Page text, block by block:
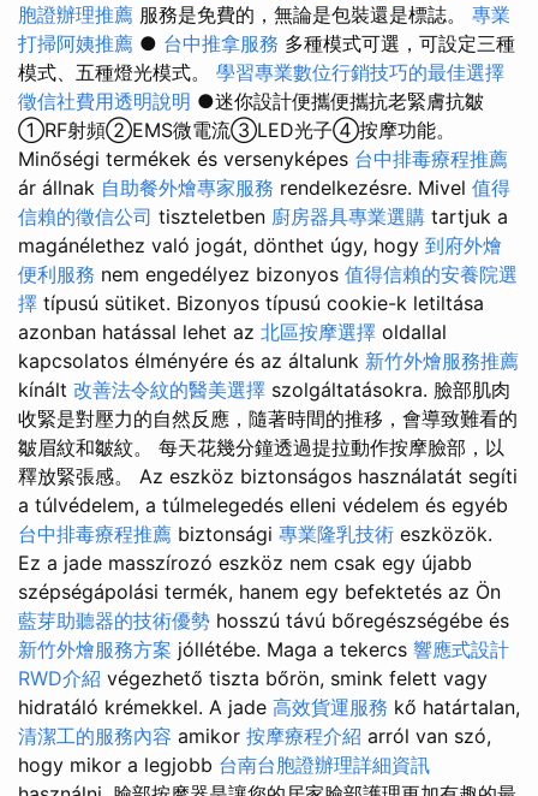
胞證辦理推薦 服務是免費的，無論是包裝還是標誌。 專業
打掃阿姨推薦 ● 台中推拿服務 多種模式可選，可設定三種
模式、五種燈光模式。 學習專業數位行銷技巧的最佳選擇
徵信社費用透明說明 ●迷你設計便攜便攜抗老緊膚抗皺
①RF射頻②EMS微電流③LED光子④按摩功能。
Minőségi termékek és versenyképes 台中排毒療程推薦
ár állnak 自助餐外燴專家服務 rendelkezésre. Mivel 值得
信賴的徵信公司 tiszteletben 廚房器具專業選購 tartjuk a
magánélethez való jogát, dönthet úgy, hogy 到府外燴
便利服務 nem engedélyez bizonyos 值得信賴的安養院選
擇 típusú sütiket. Bizonyos típusú cookie-k letiltása
azonban hatással lehet az 北區按摩選擇 oldallal
kapcsolatos élményére és az általunk 新竹外燴服務推薦
kínált 改善法令紋的醫美選擇 szolgáltatásokra. 臉部肌肉
收緊是對壓力的自然反應，隨著時間的推移，會導致難看的
皺眉紋和皺紋。 每天花幾分鐘透過提拉動作按摩臉部，以
釋放緊張感。 Az eszköz biztonságos használatát segíti
a túlvédelem, a túlmelegedés elleni védelem és egyéb
台中排毒療程推薦 biztonsági 專業隆乳技術 eszközök.
Ez a jade masszírozó eszköz nem csak egy újabb
szépségápolási termék, hanem egy befektetés az Ön
藍芽助聽器的技術優勢 hosszú távú bőregészségébe és
新竹外燴服務方案 jóllétébe. Maga a tekercs 響應式設計
RWD介紹 végezhető tiszta bőrön, smink felett vagy
hidratáló krémekkel. A jade 高效貨運服務 kő határtalan,
清潔工的服務內容 amikor 按摩療程介紹 arról van szó,
hogy mikor a legjobb 台南台胞證辦理詳細資訊